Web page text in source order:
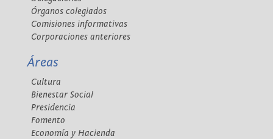
Órganos colegiados
Comisiones informativas
Corporaciones anteriores
Áreas
Cultura
Bienestar Social
Presidencia
Fomento
Economía y Hacienda